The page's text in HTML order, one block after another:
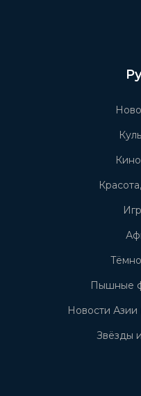
Пышные
Новости Азии
Звёзды